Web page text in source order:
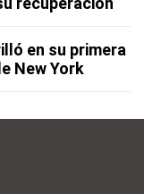
en su primera
New York